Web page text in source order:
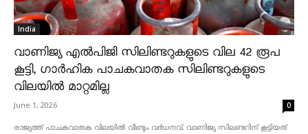
India
വാണിജ്യ എൽപിജി സിലിണ്ടറുകളുടെ വില 42 രൂപ
കൂട്ടി, ഗാർഹിക പാചകവാതക സിലിണ്ടറുകളുടെ
വിലയിൽ മാറ്റമില്ല
June 1, 2026 0
രാജ്യത്ത് പാചകവാതക വിലയിൽ വീണ്ടും വർധനവ്. വാണിജ്യ സിലണ്ടറിന് കൂട്ടിയത്